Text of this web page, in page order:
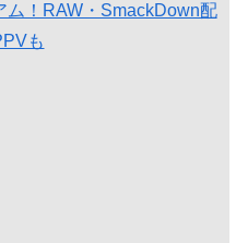
！RAW・SmackDown配
も